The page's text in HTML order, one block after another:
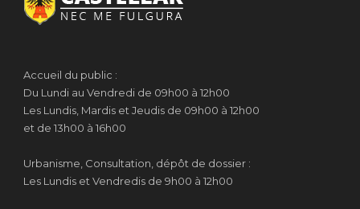
Accueil du public :
Du Lundi au Vendredi de 09h00 à 12h00
Les Lundis, Mardis et Jeudis de 09h00 à 12h00
et de 13h00 à 16h00
Urbanisme, Consultation, dépôt de dossier :
Les Lundis et Vendredis de 9h00 à 12h00